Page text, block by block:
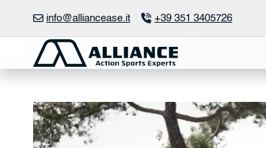
info@alliancease.it +39 351 3405726